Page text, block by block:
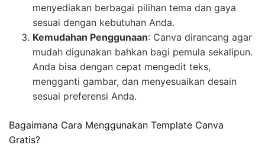
menyediakan berbagai pilihan tema dan gaya
sesuai dengan kebutuhan Anda.
Kemudahan Penggunaan: Canva dirancang agar
mudah digunakan bahkan bagi pemula sekalipun.
Anda bisa dengan cepat mengedit teks,
mengganti gambar, dan menyesuaikan desain
sesuai preferensi Anda.
Bagaimana Cara Menggunakan Template Canva
Gratis?